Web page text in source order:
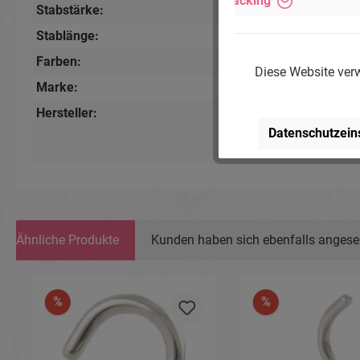
Stabstärke:
1.6mm
Stablänge:
Farben:
Marke:
Hersteller:
Lindenstr. 28, 04936
Ähnliche Produkte Kunden haben sich ebenfalls
%
%
Diese Website